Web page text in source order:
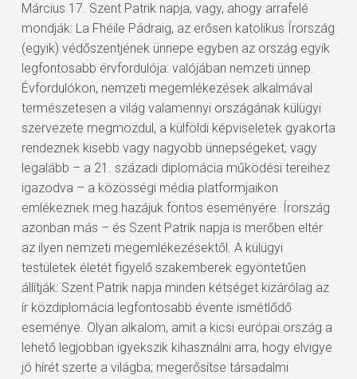
Március 17. Szent Patrik napja, vagy, ahogy arrafelé
mondják: La Fhéile Pádraig, az erősen katolikus Írország
(egyik) védőszentjének ünnepe egyben az ország egyik
legfontosabb érvfordulója: valójában nemzeti ünnep.
Évfordulókon, nemzeti megemlékezések alkalmával
természetesen a világ valamennyi országának külügyi
szervezete megmozdul, a külföldi képviseletek gyakorta
rendeznek kisebb vagy nagyobb ünnepségeket, vagy
legalább – a 21. századi diplomácia működési tereihez
igazodva – a közösségi média platformjaikon
emlékeznek meg hazájuk fontos eseményére. Írország
azonban más – és Szent Patrik napja is merőben eltér
az ilyen nemzeti megemlékezésektől. A külügyi
testületek életét figyelő szakemberek egyöntetűen
állítják: Szent Patrik napja minden kétséget kizárólag az
ír közdiplomácia legfontosabb évente ismétlődő
eseménye. Olyan alkalom, amit a kicsi európai ország a
lehető legjobban igyekszik kihasználni arra, hogy elvigye
jó hírét szerte a világba; megerősítse társadalmi